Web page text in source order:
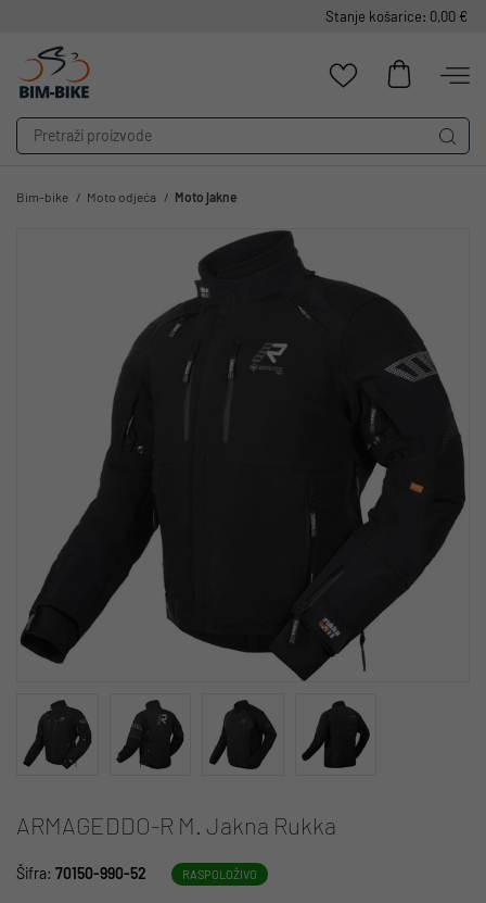
Stanje košarice: 0,00 €
Bim-bike Moto odjeća Moto jakne
ARMAGEDDO-R M. Jakna Rukka
Šifra: 70150-990-52 RASPOLOŽIVO